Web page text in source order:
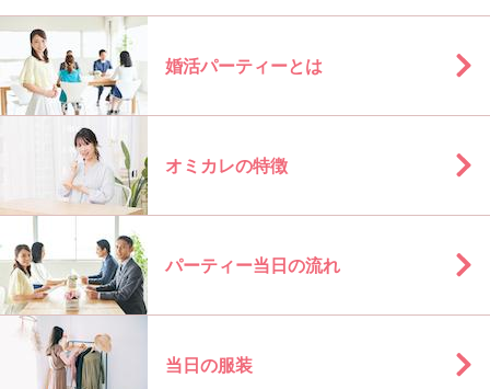
婚活パーティーとは
オミカレの特徴
パーティー当日の流れ
当日の服装